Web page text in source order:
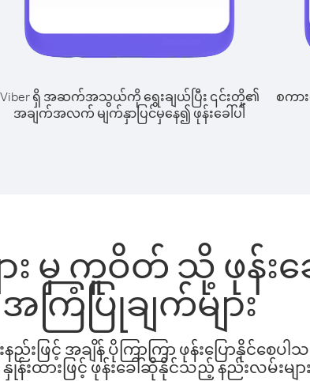
Viber ရှိ အဆက်အသွယ်ကို ရွေးချယ်ပြီး ၎င်းတို့၏
အချက်အလက် မျက်နှာပြင်မှနေ၍ ဖုန်းခေါ်ပါ
စကား
မှ ကူဝိတ် သို့ ဖုန်း
အကြံပြုချက်များ
ဖြင့် အချိန် ပိုကြာကြာ ဖုန်းပြောနိုင်စ
းထားဖြင့် ဖုန်းခေါ်ဆိုနိုင်သည့် နည်းလမ်းမျ